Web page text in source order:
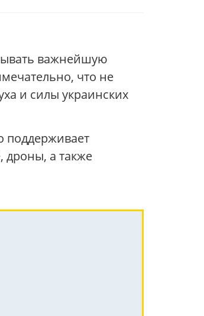
важнейшую
что не
и силы украинских
поддерживает
дроны, а также